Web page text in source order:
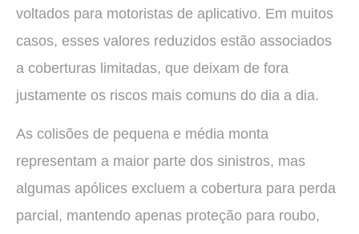
voltados para motoristas de aplicativo. Em muitos
casos, esses valores reduzidos estão associados
a coberturas limitadas, que deixam de fora
justamente os riscos mais comuns do dia a dia.
As colisões de pequena e média monta
representam a maior parte dos sinistros, mas
algumas apólices excluem a cobertura para perda
parcial, mantendo apenas proteção para roubo,